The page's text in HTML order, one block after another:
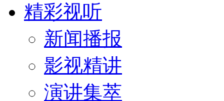
精彩视听
新闻播报
影视精讲
演讲集萃